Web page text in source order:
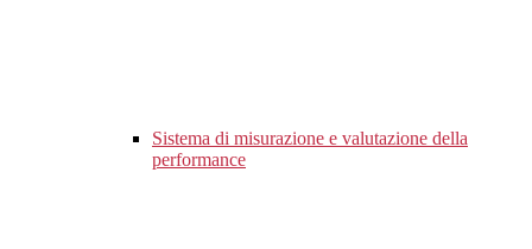
Sistema di misurazione e valutazione della
performance